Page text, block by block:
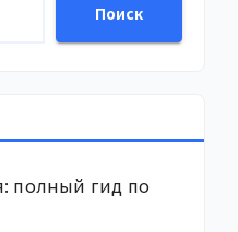
Поиск
полный гид по